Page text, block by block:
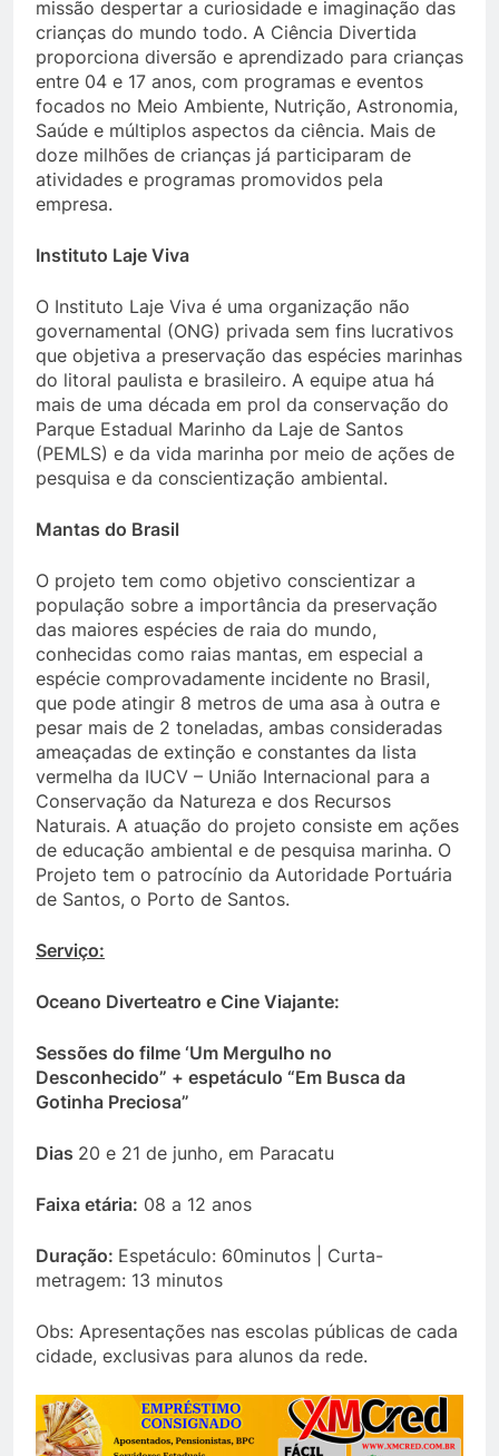
missão despertar a curiosidade e imaginação das
crianças do mundo todo. A Ciência Divertida
proporciona diversão e aprendizado para crianças
entre 04 e 17 anos, com programas e eventos
focados no Meio Ambiente, Nutrição, Astronomia,
Saúde e múltiplos aspectos da ciência. Mais de
doze milhões de crianças já participaram de
atividades e programas promovidos pela
empresa.
Instituto Laje Viva
O Instituto Laje Viva é uma organização não
governamental (ONG) privada sem fins lucrativos
que objetiva a preservação das espécies marinhas
do litoral paulista e brasileiro. A equipe atua há
mais de uma década em prol da conservação do
Parque Estadual Marinho da Laje de Santos
(PEMLS) e da vida marinha por meio de ações de
pesquisa e da conscientização ambiental.
Mantas do Brasil
O projeto tem como objetivo conscientizar a
população sobre a importância da preservação
das maiores espécies de raia do mundo,
conhecidas como raias mantas, em especial a
espécie comprovadamente incidente no Brasil,
que pode atingir 8 metros de uma asa à outra e
pesar mais de 2 toneladas, ambas consideradas
ameaçadas de extinção e constantes da lista
vermelha da IUCV – União Internacional para a
Conservação da Natureza e dos Recursos
Naturais. A atuação do projeto consiste em ações
de educação ambiental e de pesquisa marinha. O
Projeto tem o patrocínio da Autoridade Portuária
de Santos, o Porto de Santos.
Serviço:
Oceano Diverteatro e Cine Viajante:
Sessões do filme ‘Um Mergulho no
Desconhecido” + espetáculo “Em Busca da
Gotinha Preciosa”
Dias 20 e 21 de junho, em Paracatu
Faixa etária: 08 a 12 anos
Duração: Espetáculo: 60minutos | Curta-
metragem: 13 minutos
Obs: Apresentações nas escolas públicas de cada
cidade, exclusivas para alunos da rede.